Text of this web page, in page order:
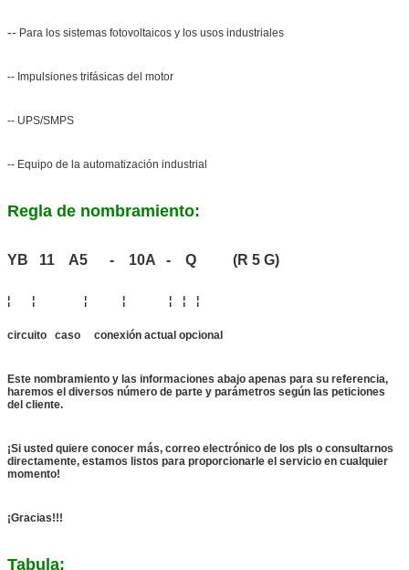
-- Para los sistemas fotovoltaicos y los usos industriales
-- Impulsiones trifásicas del motor
-- UPS/SMPS
-- Equipo de la automatización industrial
Regla de nombramiento:
YB 11 A5 - 10A - Q (R 5 G)
¦ ¦ ¦ ¦ ¦ ¦ ¦
circuito caso conexión actual opcional
Este nombramiento y las informaciones abajo apenas para su referencia,
haremos el diversos número de parte y parámetros según las peticiones
del cliente.
¡Si usted quiere conocer más, correo electrónico de los pls o consultarnos
directamente, estamos listos para proporcionarle el servicio en cualquier
momento!
¡Gracias!!!
Tabula: